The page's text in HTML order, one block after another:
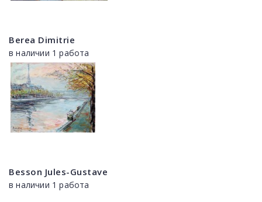
Berea Dimitrie
в наличии 1 работа
Besson Jules-Gustave
в наличии 1 работа